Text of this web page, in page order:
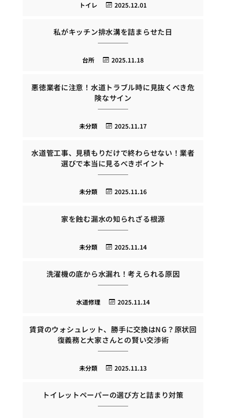
2025.12.01
トイレ
私がキッチン排水溝を詰まらせた日
2025.11.18
台所
悪徳業者に注意！水道トラブル時に見抜くべき危
険なサイン
2025.11.17
未分類
水道管工事、見積もりだけで終わらせない！業者
選びで本当に見るべきポイント
2025.11.16
未分類
家を蝕む漏水の知られざる根源
2025.11.14
未分類
洗濯機の底から水漏れ！考えられる原因
2025.11.14
水道修理
賃貸のウォシュレット、勝手に交換はNG？原状回
復義務と大家さんとの賢い交渉術
2025.11.13
未分類
トイレットペーパーの選び方と詰まり対策